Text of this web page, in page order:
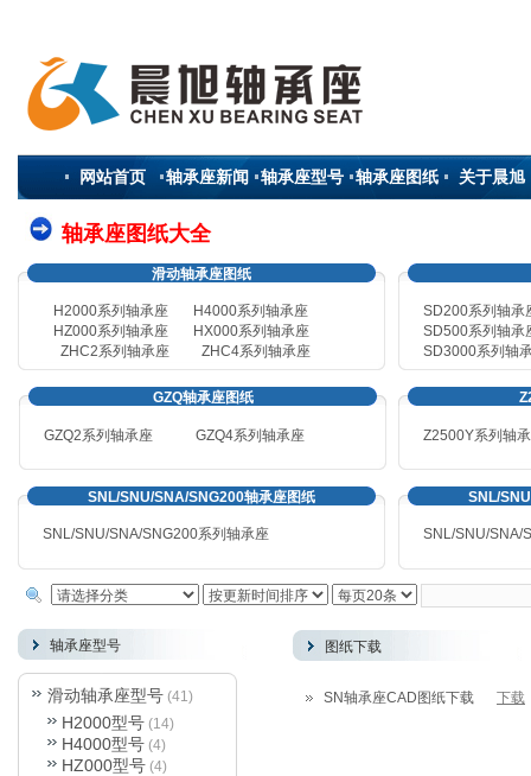
网站首页 轴承座新闻 轴承座型号 轴承座图纸 关于晨旭
滑动轴承座图纸
H2000系列轴承座
H4000系列轴承座
HZ000系列轴承座
HX000系列轴承座
ZHC2系列轴承座
ZHC4系列轴承座
SD200系列轴承
SD500系列轴承
SD3000系列轴
GZQ轴承座图纸
GZQ2系列轴承座 GZQ4系列轴承座 Z2500Y系列轴
SNL/SNU/SNA/SNG200轴承座图纸
SNL/SNU/SNA/SNG200系列轴承座
SNL/
SNL/SNU/SNA/
轴承座图纸大全
滑动轴承座型号 (41)
H2000型号 (14)
H4000型号 (4)
HZ000型号 (4)
轴承座型号
请输入内容
图纸下载
下载
SN轴承座CAD图纸下载